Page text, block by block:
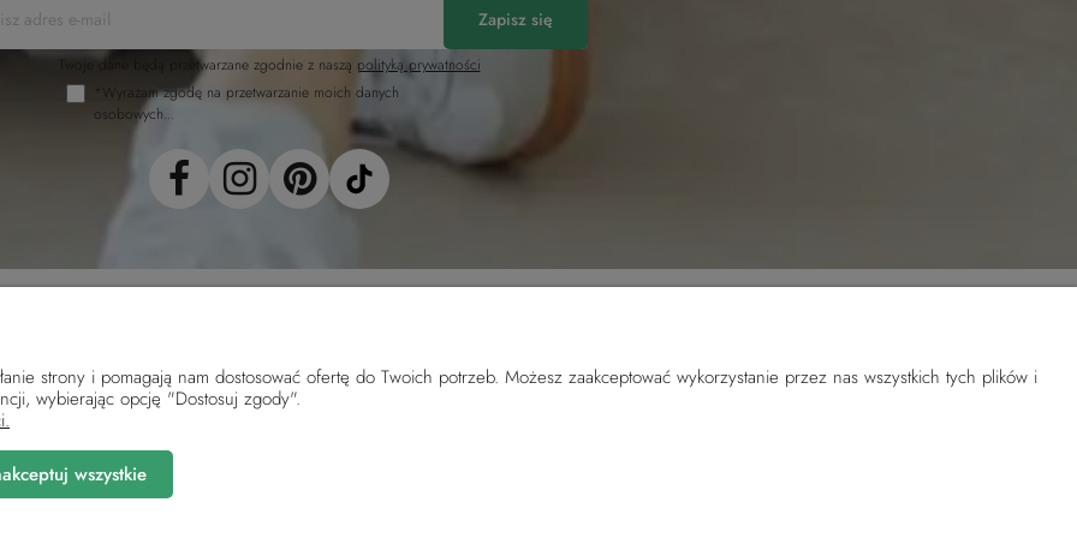
Zapisz się
Twoje dane będą przetwarzane zgodnie z naszą polityką prywatności
*Wyrażam zgodę na przetwarzanie moich danych
osobowych...
Płatności i dostawa
Sposoby i koszty wysyłki
Czas realizacji zamówienia
Informacje
O nas
strony i pomagają nam dostosować ofertę do Twoich potrzeb. Możesz zaakceptować wykorzystanie przez nas wszystkich tych plików i
wybierając opcję "Dostosuj zgody".
wszystkie